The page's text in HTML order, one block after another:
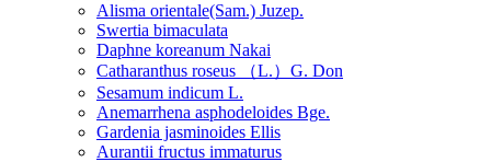
Alisma orientale(Sam.) Juzep.
Swertia bimaculata
Daphne koreanum Nakai
Catharanthus roseus （L.）G. Don
Sesamum indicum L.
Anemarrhena asphodeloides Bge.
Gardenia jasminoides Ellis
Aurantii fructus immaturus